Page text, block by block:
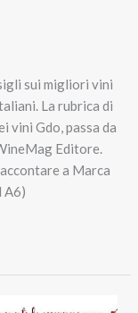
sui migliori vini
La rubrica di
vini Gdo, passa da
Editore.
a Marca
A6)